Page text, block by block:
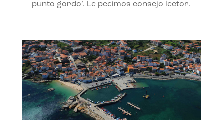
punto gordo’. Le pedimos consejo lector.